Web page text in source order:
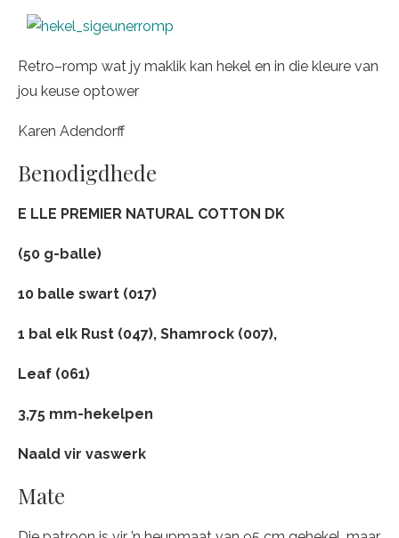
Retro–romp wat jy maklik kan hekel en in die kleure van
jou keuse optower
Karen Adendorff
Benodigdhede
E LLE PREMIER NATURAL COTTON DK
(50 g-balle)
10 balle swart (017)
1 bal elk Rust (047), Shamrock (007),
Leaf (061)
3,75 mm-hekelpen
Naald vir vaswerk
Mate